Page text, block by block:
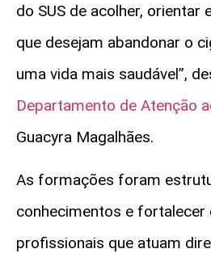
do SUS de acolher, orientar
que desejam abandonar o
uma vida mais saudável”,
Departamento de Atenção
Guacyra Magalhães.
As formações foram
conhecimentos e
profissionais que atuam